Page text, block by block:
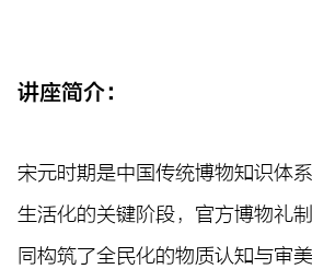
讲座简介：
宋元时期是中国传统博物知识体
生活化的关键阶段，官方博物礼
同构筑了全民化的物质认知与审